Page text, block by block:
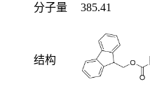
分子量 385.41
结构